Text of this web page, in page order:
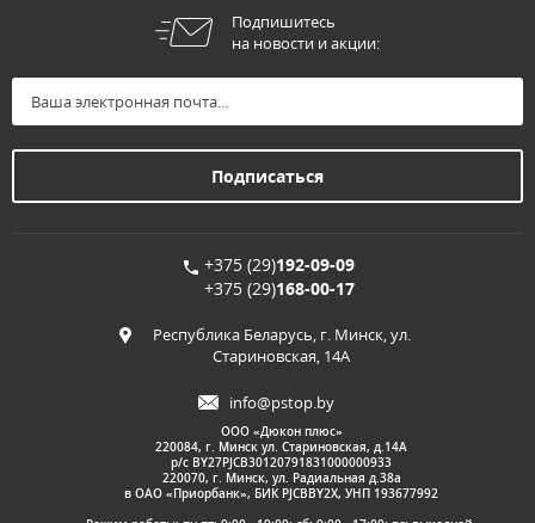
Подпишитесь
на новости и акции:
+375 (29)192-09-09
+375 (29)168-00-17
Республика Беларусь, г. Минск, ул.
Стариновская, 14А
info@pstop.by
ООО «Дюкон плюс»
220084, г. Минск ул. Стариновская, д.14А
р/с BY27PJCB30120791831000000933
220070, г. Минск, ул. Радиальная д.38а
в ОАО «Приорбанк», БИК PJCBBY2X, УНП 193677992